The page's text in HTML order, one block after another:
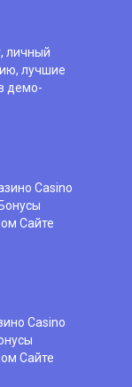
личный
лучшие
демо-
Casino
Сайте
Casino
Сайте